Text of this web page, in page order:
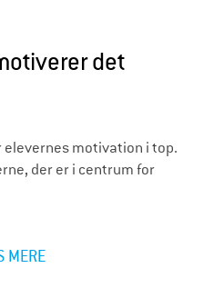
det
elevernes motivation i top.
der er i centrum for
MERE